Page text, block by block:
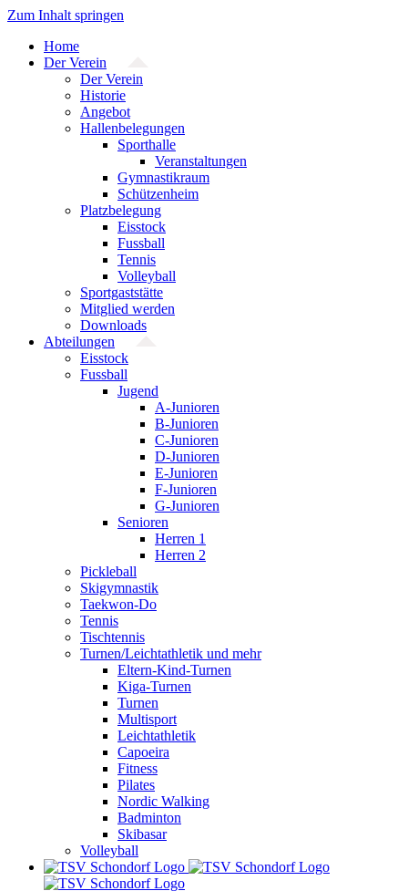
Zum Inhalt springen
Home
Der Verein
Der Verein
Historie
Angebot
Hallenbelegungen
Sporthalle
Veranstaltungen
Gymnastikraum
Schützenheim
Platzbelegung
Eisstock
Fussball
Tennis
Volleyball
Sportgaststätte
Mitglied werden
Downloads
Abteilungen
Eisstock
Fussball
Jugend
A-Junioren
B-Junioren
C-Junioren
D-Junioren
E-Junioren
F-Junioren
G-Junioren
Senioren
Herren 1
Herren 2
Pickleball
Skigymnastik
Taekwon-Do
Tennis
Tischtennis
Turnen/Leichtathletik und mehr
Eltern-Kind-Turnen
Kiga-Turnen
Turnen
Multisport
Leichtathletik
Capoeira
Fitness
Pilates
Nordic Walking
Badminton
Skibasar
Volleyball